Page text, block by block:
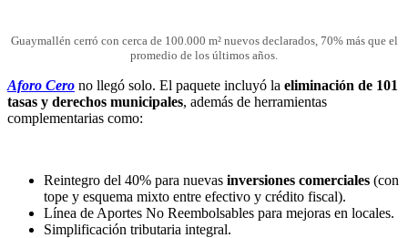
Guaymallén cerró con cerca de 100.000 m² nuevos declarados, 70% más que el
promedio de los últimos años.
Aforo Cero no llegó solo. El paquete incluyó la eliminación de 101
tasas y derechos municipales, además de herramientas
complementarias como:
Reintegro del 40% para nuevas inversiones comerciales (con
tope y esquema mixto entre efectivo y crédito fiscal).
Línea de Aportes No Reembolsables para mejoras en locales.
Simplificación tributaria integral.